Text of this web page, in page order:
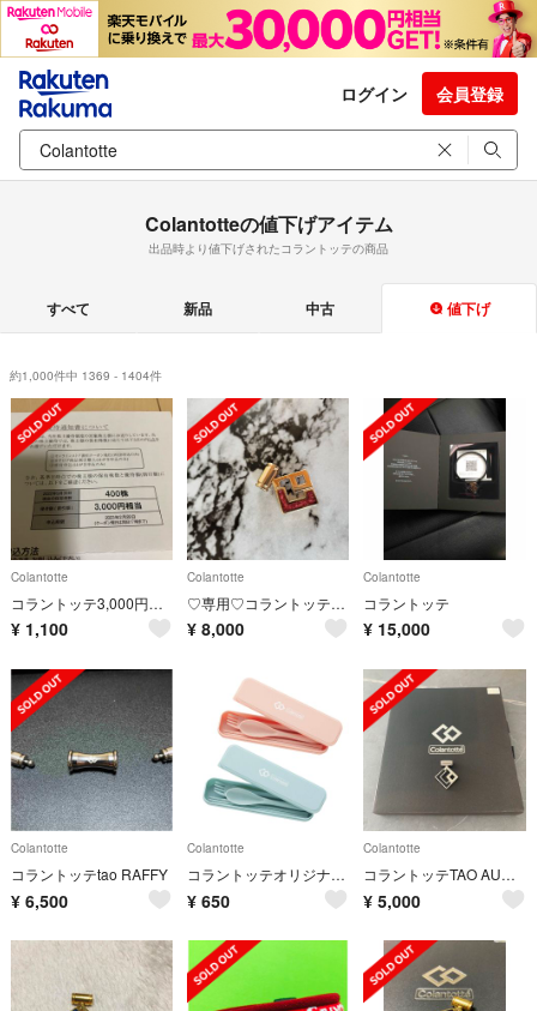
ログイン 会員登録
Colantotteの値下げアイテム
出品時より値下げされたコラントッテの商品
すべて 新品 中古 値下げ
約1,000件中 1369 - 1404件
Colantotte
コラントッテ3,000円分割引券
¥ 1,100
Colantotte
♡専用♡コラントッテ♡最終限定値下げ♡
¥ 8,000
Colantotte
コラントッテ
¥ 15,000
Colantotte
コラントッテtao RAFFY
¥ 6,500
Colantotte
コラントッテオリジナル・カトラリーセット
¥ 650
Colantotte
コラントッテTAO AURA ブラック
¥ 5,000